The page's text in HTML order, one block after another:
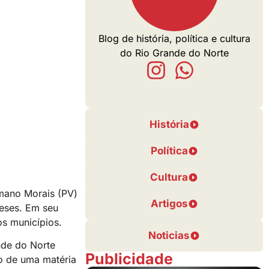
Blog de história, política e cultura
do Rio Grande do Norte
História
Política
Cultura
Artigos
Noticias
Publicidade
Morais (PV)
Em seu
municípios.
do Norte
de uma matéria